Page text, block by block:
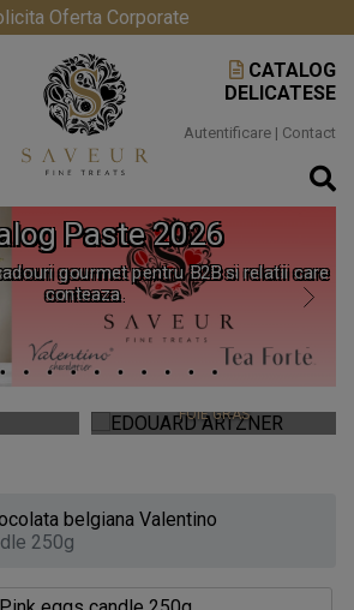
Oferta Corporate
CATALOG
DELICATESE
Autentificare | Contact
Paste 2026
gourmet pentru B2B si relatii care
conteaza.
EDOUARD ARTZNER
FOIE GRAS
belgiana Valentino
250g